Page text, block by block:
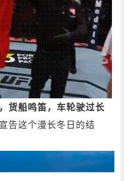
货船鸣笛，车轮驶过长
告这个漫长冬日的结